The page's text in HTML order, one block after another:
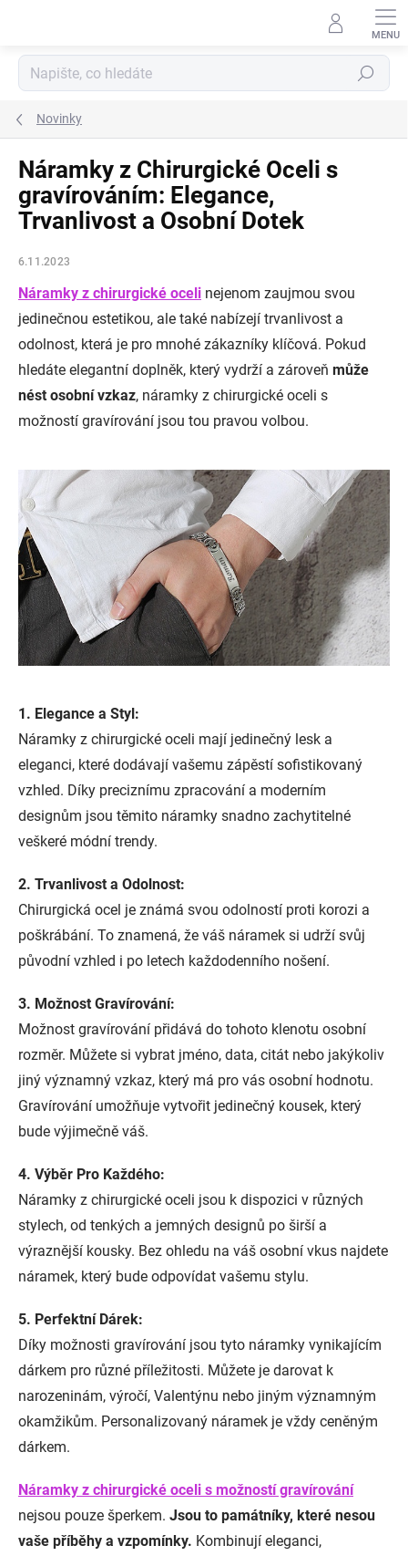
Hledat
Novinky
Náramky z Chirurgické Oceli s
gravírováním: Elegance,
Trvanlivost a Osobní Dotek
6.11.2023
Náramky z chirurgické oceli nejenom zaujmou svou
jedinečnou estetikou, ale také nabízejí trvanlivost a
odolnost, která je pro mnohé zákazníky klíčová. Pokud
hledáte elegantní doplněk, který vydrží a zároveň může
nést osobní vzkaz, náramky z chirurgické oceli s
možností gravírování jsou tou pravou volbou.
1. Elegance a Styl:
Náramky z chirurgické oceli mají jedinečný lesk a
eleganci, které dodávají vašemu zápěstí sofistikovaný
vzhled. Díky preciznímu zpracování a moderním
designům jsou těmito náramky snadno zachytitelné
veškeré módní trendy.
2. Trvanlivost a Odolnost:
Chirurgická ocel je známá svou odolností proti korozi a
poškrábání. To znamená, že váš náramek si udrží svůj
původní vzhled i po letech každodenního nošení.
3. Možnost Gravírování:
Možnost gravírování přidává do tohoto klenotu osobní
rozměr. Můžete si vybrat jméno, data, citát nebo jakýkoliv
jiný významný vzkaz, který má pro vás osobní hodnotu.
Gravírování umožňuje vytvořit jedinečný kousek, který
bude výjimečně váš.
4. Výběr Pro Každého:
Náramky z chirurgické oceli jsou k dispozici v různých
stylech, od tenkých a jemných designů po širší a
výraznější kousky. Bez ohledu na váš osobní vkus najdete
náramek, který bude odpovídat vašemu stylu.
5. Perfektní Dárek:
Díky možnosti gravírování jsou tyto náramky vynikajícím
dárkem pro různé příležitosti. Můžete je darovat k
narozeninám, výročí, Valentýnu nebo jiným významným
okamžikům. Personalizovaný náramek je vždy ceněným
dárkem.
Náramky z chirurgické oceli s možností gravírování
nejsou pouze šperkem. Jsou to památníky, které nesou
vaše příběhy a vzpomínky. Kombinují eleganci,